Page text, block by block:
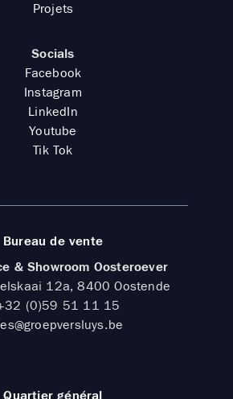
Projets
Socials
Facebook
Instagram
LinkedIn
Youtube
Tik Tok
Bureau de vente
& Showroom Oosteroever
12a, 8400 Oostende
(0)59 51 11 15
Quartier général